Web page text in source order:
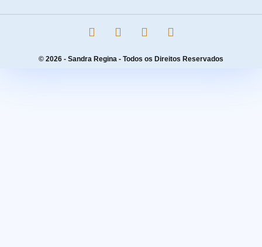
© 2026 - Sandra Regina - Todos os Direitos Reservados